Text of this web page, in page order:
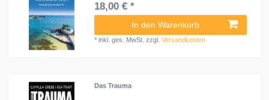
18,00 € *
In den Warenkorb
*inkl. ges. MwSt. zzgl.Versandkosten
Das Trauma